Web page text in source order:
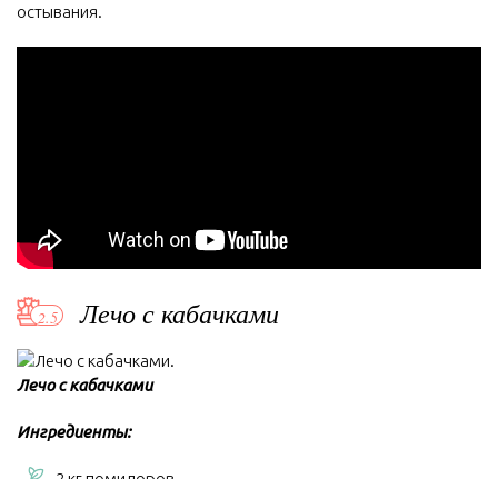
остывания.
Лечо с кабачками
Лечо с кабачками
Ингредиенты: